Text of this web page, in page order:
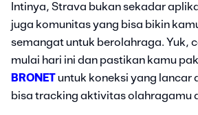
Intinya, Strava bukan sekadar
juga komunitas yang bisa bikin
semangat untuk berolahraga. Yuk,
mulai hari ini dan pastikan kamu
BRONETuntuk koneksi yang lancar
bisa tracking aktivitas olahragamu